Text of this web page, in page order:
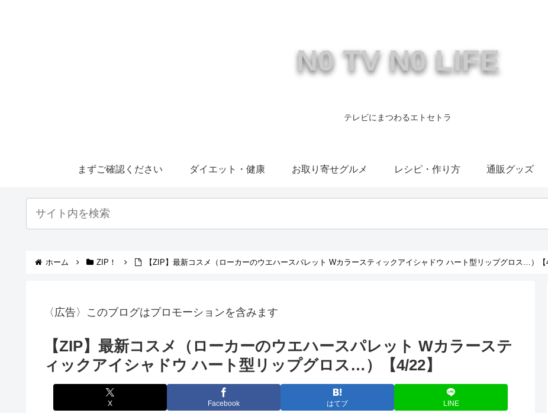
N0 TV N0 LIFE
テレビにまつわるエトセトラ
まずご確認ください ダイエット・健康 お取り寄せグルメ レシピ・作り方 通販グッズ
ホーム ZIP！ 【ZIP】最新コスメ（ローカーのウエハースパレット Wカラースティックアイシャドウ ハート型リップグロス…）【
〈広告〉このブログはプロモーションを含みます
【ZIP】最新コスメ（ローカーのウエハースパレット Wカラーステ
ィックアイシャドウ ハート型リップグロス…）【4/22】
X Facebook はてブ LINE